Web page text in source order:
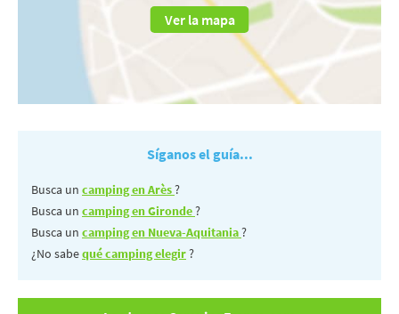
Ver la mapa
Síganos el guía...
Busca un camping en Arès?
Busca un camping en Gironde?
Busca un camping en Nueva-Aquitania?
¿No sabequé camping elegir?